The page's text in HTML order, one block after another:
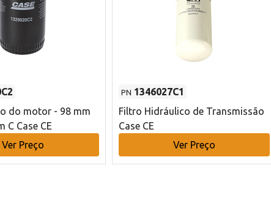
do motor - 98 mm
C Case CE
Ver Preço
PN 1346027C1
Filtro Hidráulico de Transmissão
Case CE
Ver Preço